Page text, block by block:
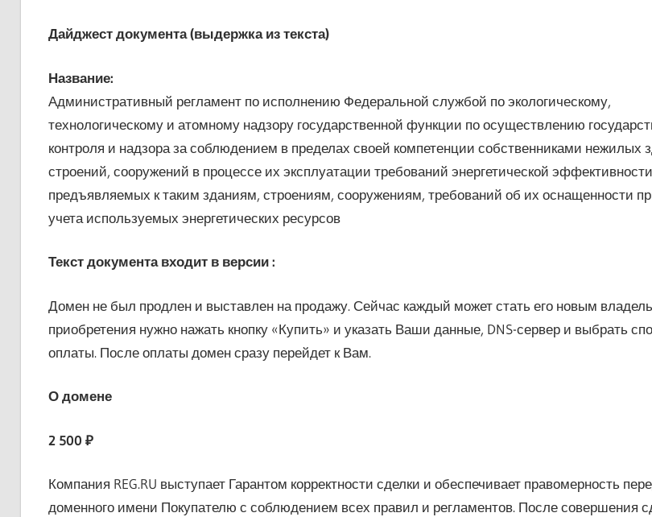
Дайджест документа (выдержка из текста)
Название:
Административный регламент по исполнению Федеральной службой по экологическому,
технологическому и атомному надзору государственной функции по осуществлению
контроля и надзора за соблюдением в пределах своей компетенции собственниками нежилых
строений, сооружений в процессе их эксплуатации требований энергетической
предъявляемых к таким зданиям, строениям, сооружениям, требований об их оснащенности
учета используемых энергетических ресурсов
Текст документа входит в версии :
Домен не был продлен и выставлен на продажу. Сейчас каждый может стать его новым
приобретения нужно нажать кнопку «Купить» и указать Ваши данные, DNS-сервер и выбрать
оплаты. После оплаты домен сразу перейдет к Вам.
О домене
2 500 ₽
Компания REG.RU выступает Гарантом корректности сделки и обеспечивает правомерность
доменного имени Покупателю с соблюдением всех правил и регламентов. После совершения